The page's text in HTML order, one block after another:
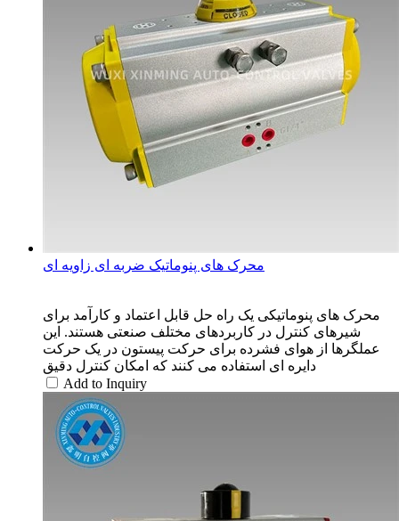
محرک های پنوماتیک ضربه ای زاویه ای
محرک های پنوماتیکی یک راه حل قابل اعتماد و کارآمد برای
شیرهای کنترل در کاربردهای مختلف صنعتی هستند. این
عملگرها از هوای فشرده برای حرکت پیستون در یک حرکت
دایره ای استفاده می کنند که امکان کنترل دقیق
Add to Inquiry